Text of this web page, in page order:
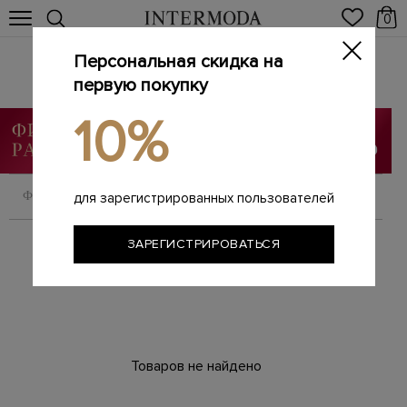
0
Женский трикотаж
Главная / Женщинам / Одежда
ФИЛЬТРОВАТЬ СОРТИРОВАТЬ
Товаров не найдено
Персональная скидка на
первую покупку
10%
для зарегистрированных пользователей
ЗАРЕГИСТРИРОВАТЬСЯ